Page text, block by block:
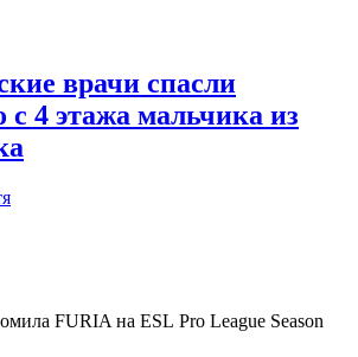
врачи спасли
с 4 этажа мальчика из
FURIA на ESL Pro League Season